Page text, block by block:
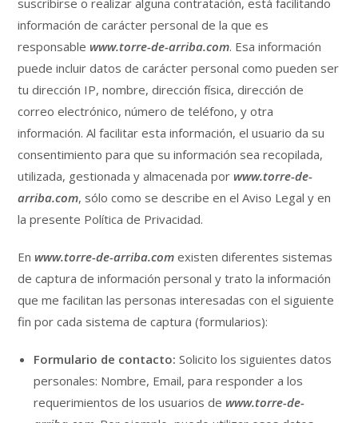
suscribirse o realizar alguna contratación, está facilitando
información de carácter personal de la que es
responsable www.torre-de-arriba.com. Esa información
puede incluir datos de carácter personal como pueden ser
tu dirección IP, nombre, dirección física, dirección de
correo electrónico, número de teléfono, y otra
información. Al facilitar esta información, el usuario da su
consentimiento para que su información sea recopilada,
utilizada, gestionada y almacenada por www.torre-de-
arriba.com, sólo como se describe en el Aviso Legal y en
la presente Política de Privacidad.
En www.torre-de-arriba.com existen diferentes sistemas
de captura de información personal y trato la información
que me facilitan las personas interesadas con el siguiente
fin por cada sistema de captura (formularios):
Formulario de contacto: Solicito los siguientes datos
personales: Nombre, Email, para responder a los
requerimientos de los usuarios de www.torre-de-